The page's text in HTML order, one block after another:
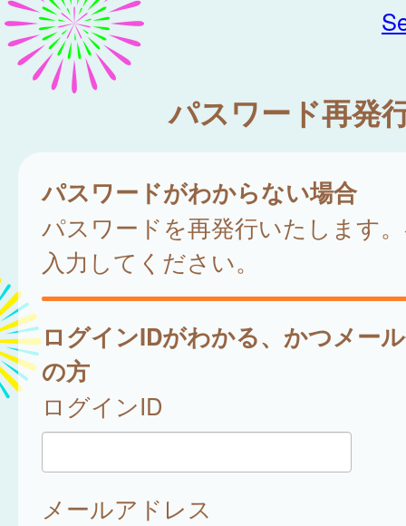
パスワード再発
パスワードがわからない場合
パスワードを再発行いたします
入力してください。
ログインIDがわかる、かつメー
の方
ログインID
メールアドレス